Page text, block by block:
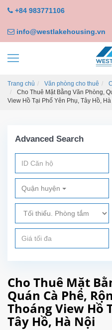
+84 983771106
info@westlakehousing.vn
Trang chủ Văn phòng cho thuê
Cho Thuê Mặt Bằng Văn Phòng,
View Hồ Tại Phố Yên Phụ, Tây Hồ, Hà
Advanced Search
Quận huyện
Cho Thuê Mặt
Quán Cà Phê,
Thoáng View Hồ
Tây Hồ, Hà Nội